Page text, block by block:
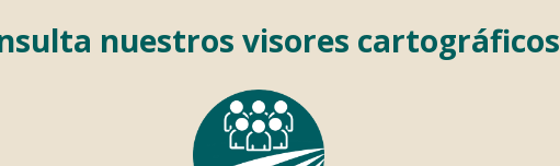
nuestros visores cartográficos